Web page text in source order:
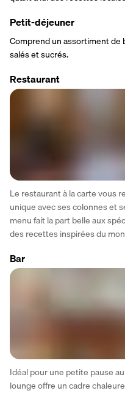
Petit-déjeuner
Comprend un assortiment de
salés et sucrés.
Restaurant
Le restaurant à la carte vous
unique avec ses colonnes et
menu fait la part belle aux
des recettes inspirées du
Bar
Idéal pour une petite pause
lounge offre un cadre